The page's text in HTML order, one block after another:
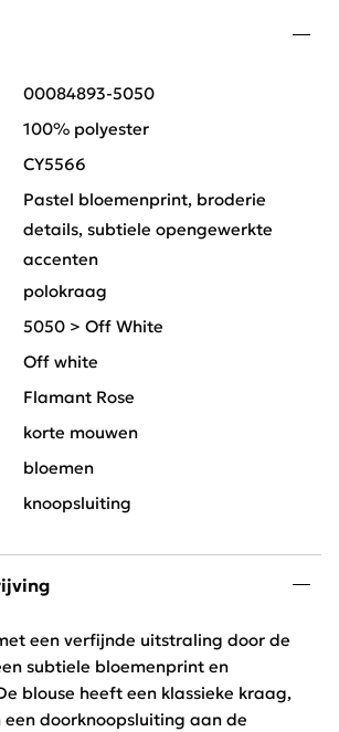
00084893-5050
100% polyester
CY5566
Pastel bloemenprint, broderie
details, subtiele opengewerkte
accenten
polokraag
5050 > Off White
Off white
Flamant Rose
korte mouwen
bloemen
knoopsluiting
een verfijnde uitstraling door de
subtiele bloemenprint en
blouse heeft een klassieke kraag,
een doorknoopsluiting aan de